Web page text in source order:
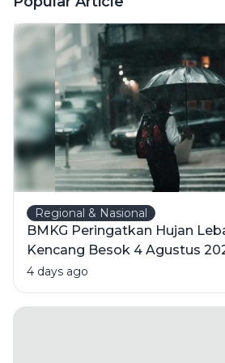
Regional & Nasional
BMKG Peringatkan Hujan
Kencang Besok 4 Agustus
Wilayahnya
4 days ago